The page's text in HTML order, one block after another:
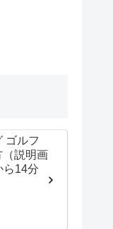
ゴルフ
（説明画
ら14分